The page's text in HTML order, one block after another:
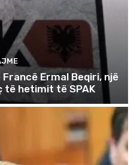
Francë Ermal Beqiri, një
të hetimit të SPAK